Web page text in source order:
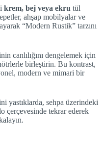
krem, bej veya ekru tül
ahşap mobilyalar ve
“Modern Rustik” tarzını
canlılığını dengelemek için
birleştirin. Bu kontrast,
modern ve mimari bir
yastıklarda, sehpa üzerindeki
çerçevesinde tekrar ederek